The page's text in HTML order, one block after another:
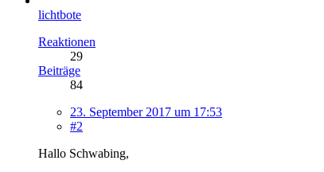
lichtbote
Reaktionen
29
Beiträge
84
23. September 2017 um 17:53
#2
Hallo Schwabing,